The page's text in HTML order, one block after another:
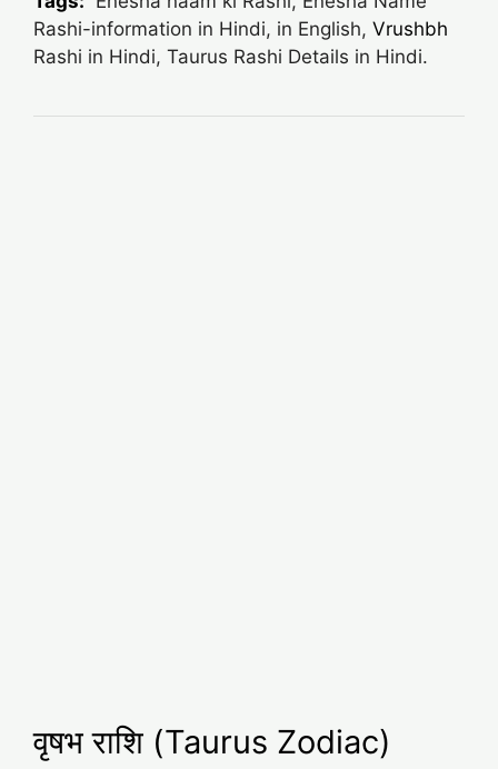
Rashi-information in Hindi, in English, Vrushbh
Rashi in Hindi, Taurus Rashi Details in Hindi.
वृषभ राशि (Taurus Zodiac)